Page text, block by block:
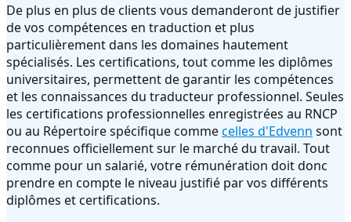
De plus en plus de clients vous demanderont de justifier
de vos compétences en traduction et plus
particulièrement dans les domaines hautement
spécialisés. Les certifications, tout comme les diplômes
universitaires, permettent de garantir les compétences
et les connaissances du traducteur professionnel. Seules
les certifications professionnelles enregistrées au RNCP
ou au Répertoire spécifique commecelles d'Edvenn sont
reconnues officiellement sur le marché du travail. Tout
comme pour un salarié, votre rémunération doit donc
prendre en compte le niveau justifié par vos différents
diplômes et certifications.